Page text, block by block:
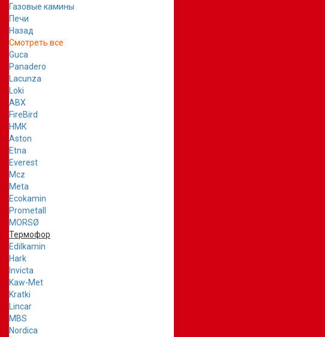
Газовые камины
Печи
Назад
Смотреть все
Guca
Panadero
Lacunza
Loki
ABX
FireBird
НМК
Aston
Etna
Everest
Mcz
Meta
Ecokamin
Prometall
MORSØ
Термофор
Edilkamin
Hark
Invicta
Kaw-Met
Kratki
Lincar
MBS
Nordica